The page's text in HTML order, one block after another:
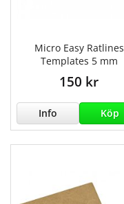
Micro Easy Ratlines
Templates 5 mm
150 kr
Info Köp